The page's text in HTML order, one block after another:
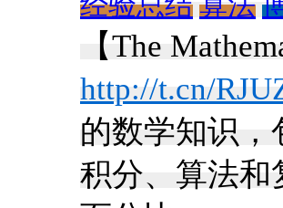
【The
http://t.cn/
的数学知识
积分、算法和